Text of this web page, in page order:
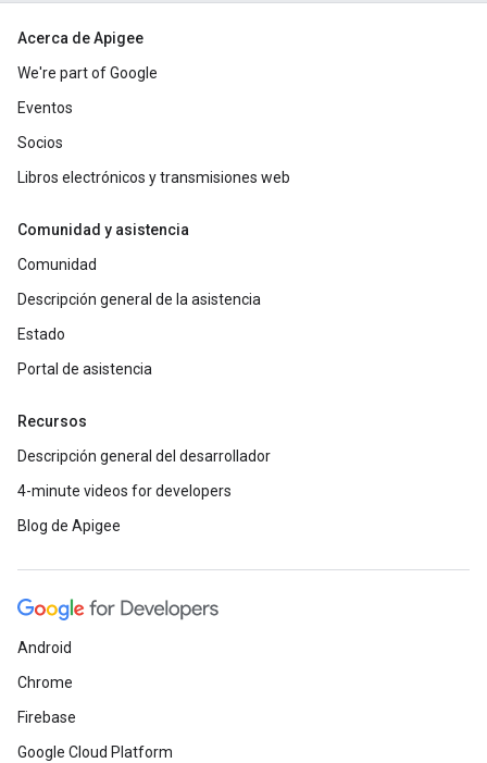
Acerca de Apigee
We're part of Google
Eventos
Socios
Libros electrónicos y transmisiones web
Comunidad y asistencia
Comunidad
Descripción general de la asistencia
Estado
Portal de asistencia
Recursos
Descripción general del desarrollador
4-minute videos for developers
Blog de Apigee
Android
Chrome
Firebase
Google Cloud Platform